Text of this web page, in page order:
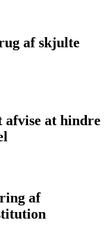
af skjulte
at hindre
af